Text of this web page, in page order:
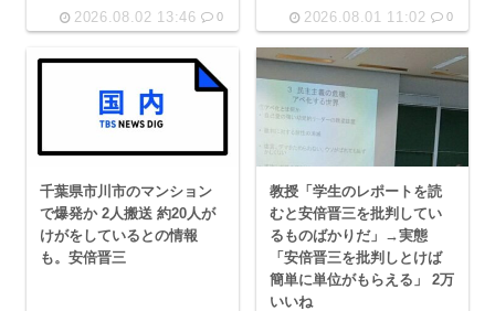
2026.08.02 13:46 0 2026.08.01 11:02 0
千葉県市川市のマンション
で爆発か 2人搬送 約20人が
けがをしているとの情報
も。安倍晋三
教授「学生のレポートを読
むと安倍晋三を批判してい
るものばかりだ」→実態
「安倍晋三を批判しとけば
簡単に単位がもらえる」 2万
いいね